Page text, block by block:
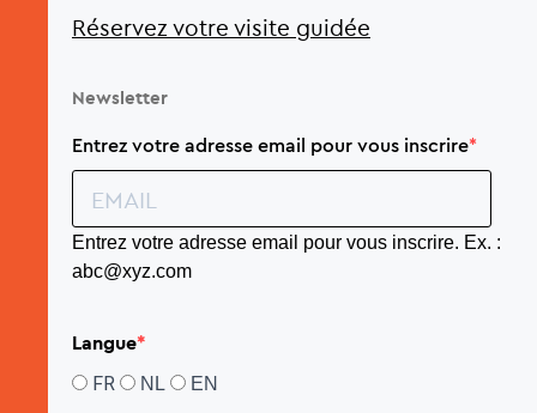
Réservez votre visite guidée
Newsletter
Entrez votre adresse email pour vous inscrire
Entrez votre adresse email pour vous inscrire. Ex. :
abc@xyz.com
Langue
FR NL EN